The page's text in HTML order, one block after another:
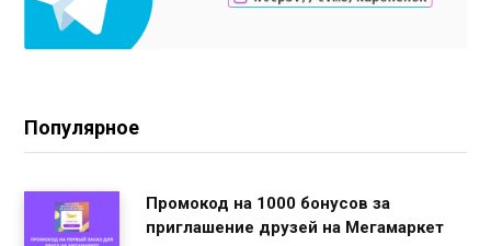
Популярное
Промокод на 1000 бонусов за
приглашение друзей на Мегамаркет